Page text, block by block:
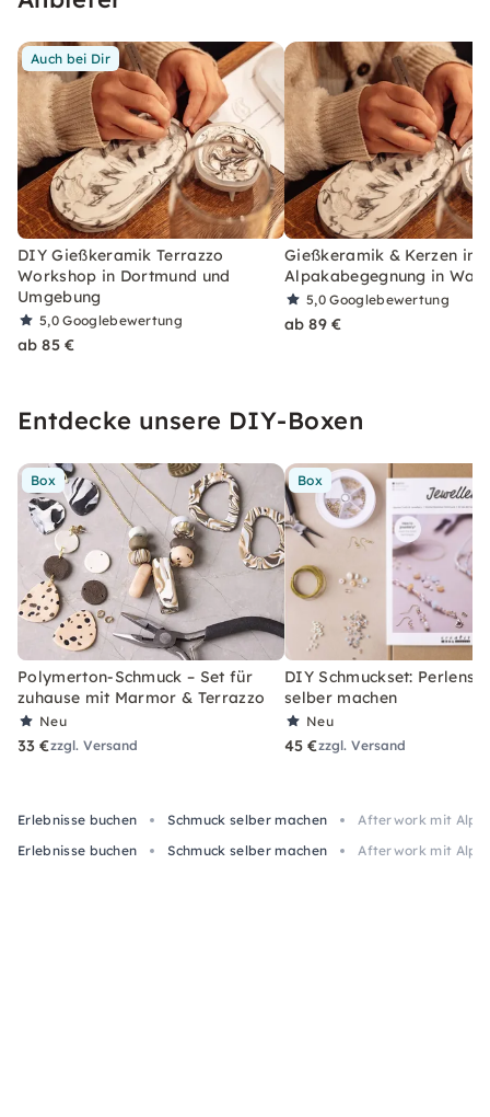
Auch bei Dir
DIY Gießkeramik Terrazzo
Workshop in Dortmund und
Umgebung
5,0Googlebewertung
ab 85 €
Gießkeramik & Kerzen
Alpakabegegnung in
5,0Googlebewertung
ab 89 €
Entdecke unsere DIY-Boxen
Box
Polymerton-Schmuck – Set für
zuhause mit Marmor & Terrazzo
Neu
33 €zzgl. Versand
Box
DIY Schmuckset:
selber machen
Neu
45 €zzgl. Versand
Erlebnisse buchen Schmuck selber machen
Afterwork mit
Erlebnisse buchen
Schmuck selber machen Afterwork mit